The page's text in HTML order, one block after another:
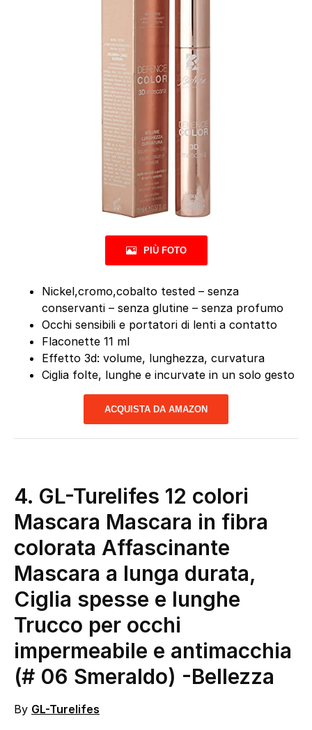
PIÙ FOTO
Nickel,cromo,cobalto tested – senza
conservanti – senza glutine – senza profumo
Occhi sensibili e portatori di lenti a contatto
Flaconette 11 ml
Effetto 3d: volume, lunghezza, curvatura
Ciglia folte, lunghe e incurvate in un solo gesto
ACQUISTA DA AMAZON
4. GL-Turelifes 12 colori
Mascara Mascara in fibra
colorata Affascinante
Mascara a lunga durata,
Ciglia spesse e lunghe
Trucco per occhi
impermeabile e antimacchia
(# 06 Smeraldo) -Bellezza
By GL-Turelifes